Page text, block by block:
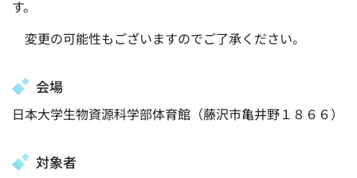
す。
変更の可能性もございますのでご了承ください。
会場
日本大学生物資源科学部体育館（藤沢市亀井野１８６６）
対象者